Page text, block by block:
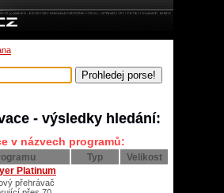
- výsledky hledání:
v názvech programů:
Typ
Velikost
Platinum
přehrávač